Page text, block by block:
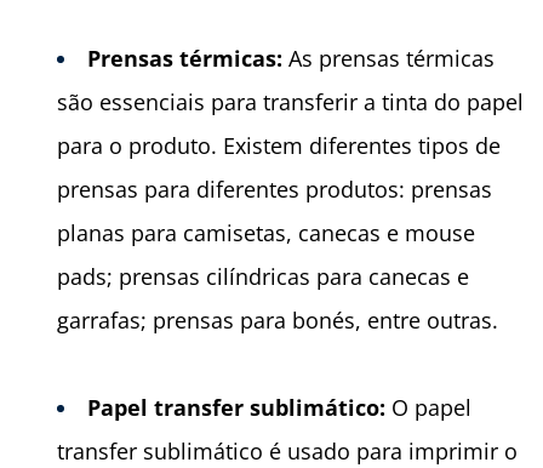
Prensas térmicas: As prensas térmicas
são essenciais para transferir a tinta do papel
para o produto. Existem diferentes tipos de
prensas para diferentes produtos: prensas
planas para camisetas, canecas e mouse
pads; prensas cilíndricas para canecas e
garrafas; prensas para bonés, entre outras.
Papel transfer sublimático: O papel
transfer sublimático é usado para imprimir o